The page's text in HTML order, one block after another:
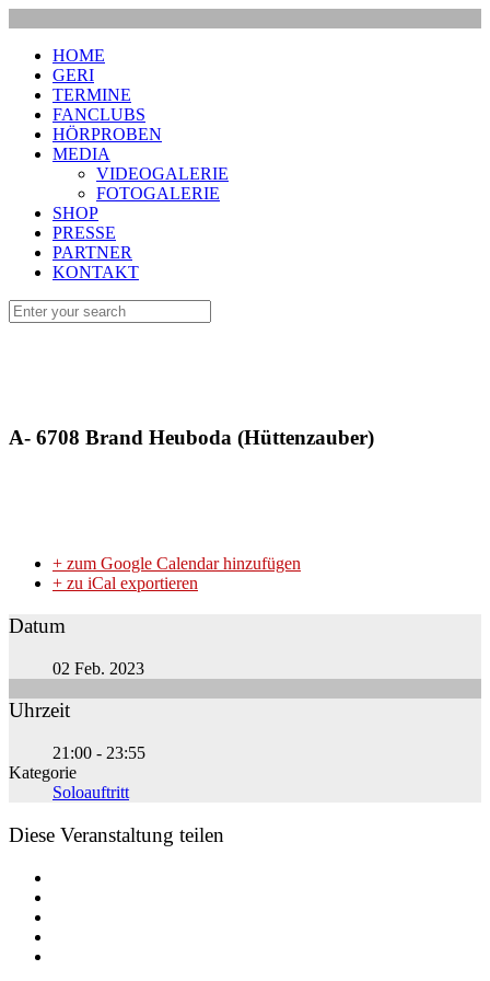
HOME
GERI
TERMINE
FANCLUBS
HÖRPROBEN
MEDIA
VIDEOGALERIE
FOTOGALERIE
SHOP
PRESSE
PARTNER
KONTAKT
A- 6708 Brand Heuboda (Hüttenzauber)
+ zum Google Calendar hinzufügen
+ zu iCal exportieren
Datum
02 Feb. 2023
Uhrzeit
21:00 - 23:55
Kategorie
Soloauftritt
Diese Veranstaltung teilen